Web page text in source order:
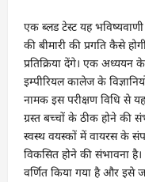
एक ब्लड टेस्ट यह
की बीमारी की प्रगति कैसे
प्रतिक्रिया देंगे। एक
इम्पीरियल कालेज के
नामक इस परीक्षण विधि से
ग्रस्त बच्चों के ठीक होने की
स्वस्थ वयस्कों में वायरस के
विकसित होने की संभावना
वर्णित किया गया है और इसे